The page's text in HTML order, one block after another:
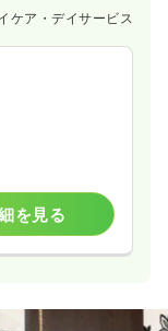
ケア・デイサービス
を見る